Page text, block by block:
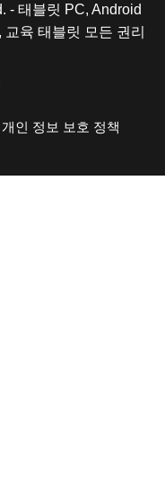
- 태블릿 PC, Android
육 태블릿 모든 권리
개인 정보 보호 정책